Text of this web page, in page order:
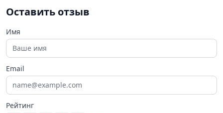
Оставить отзыв
Имя
Email
Рейтинг